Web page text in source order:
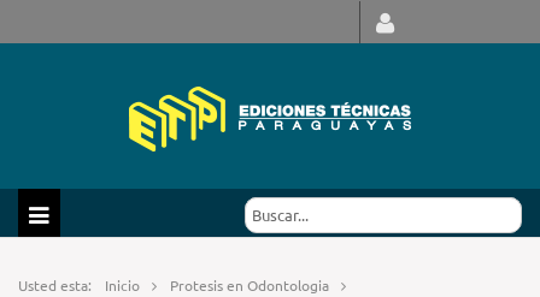
Usted esta: Inicio
Protesis en Odontologia